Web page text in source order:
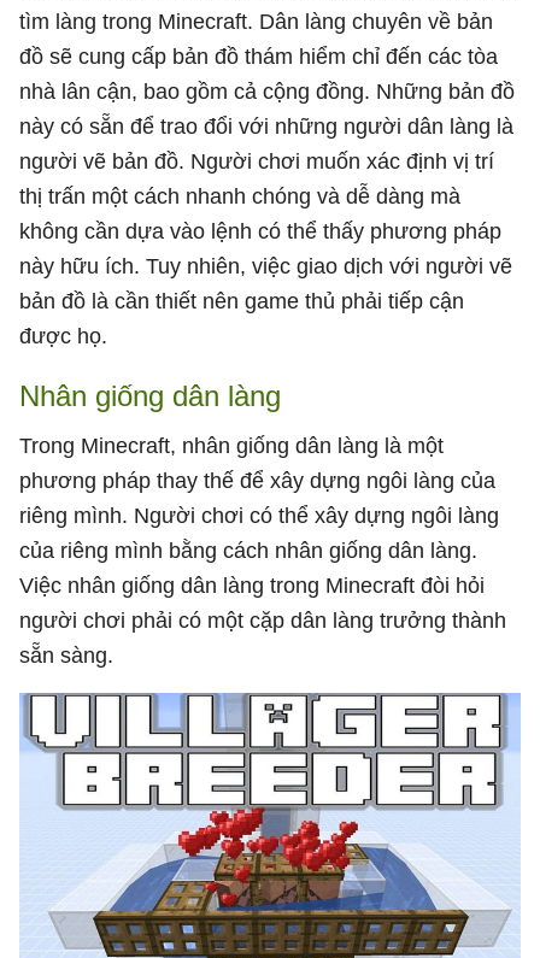
tìm làng trong Minecraft. Dân làng chuyên về bản
đồ sẽ cung cấp bản đồ thám hiểm chỉ đến các tòa
nhà lân cận, bao gồm cả cộng đồng. Những bản đồ
này có sẵn để trao đổi với những người dân làng là
người vẽ bản đồ. Người chơi muốn xác định vị trí
thị trấn một cách nhanh chóng và dễ dàng mà
không cần dựa vào lệnh có thể thấy phương pháp
này hữu ích. Tuy nhiên, việc giao dịch với người vẽ
bản đồ là cần thiết nên game thủ phải tiếp cận
được họ.
Nhân giống dân làng
Trong Minecraft, nhân giống dân làng là một
phương pháp thay thế để xây dựng ngôi làng của
riêng mình. Người chơi có thể xây dựng ngôi làng
của riêng mình bằng cách nhân giống dân làng.
Việc nhân giống dân làng trong Minecraft đòi hỏi
người chơi phải có một cặp dân làng trưởng thành
sẵn sàng.